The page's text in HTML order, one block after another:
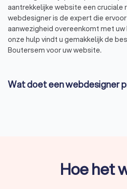
aantrekkelijke website een cruciale
webdesigner is de expert die
aanwezigheid overeenkomt met
onze hulp vindt u gemakkelijk de
Boutersem voor uw website.
Wat doet een webdesigner
de website testen om ervoor
Hoe het